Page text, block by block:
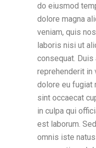
do eiusmod
dolore magna
veniam, quis
laboris nisi ut
consequat. Duis
reprehenderit
dolore eu fugiat
sint occaecat
in culpa qui
est laborum.
omnis iste